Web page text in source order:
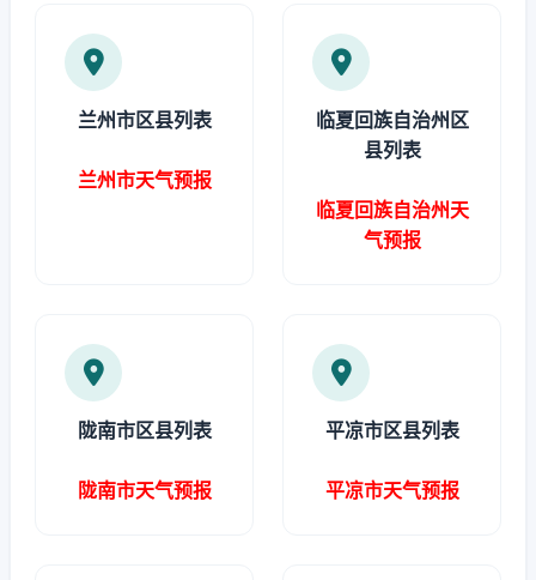
兰州市区县列表
兰州市天气预报
临夏回族自治州区
县列表
临夏回族自治州天
气预报
陇南市区县列表
陇南市天气预报
平凉市区县列表
平凉市天气预报